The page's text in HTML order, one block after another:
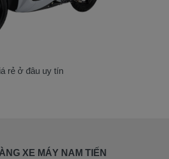
rẻ ở đâu uy tín
XE MÁY NAM TIẾN